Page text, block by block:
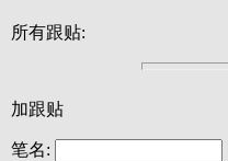
所有跟贴:
加跟贴
笔名: